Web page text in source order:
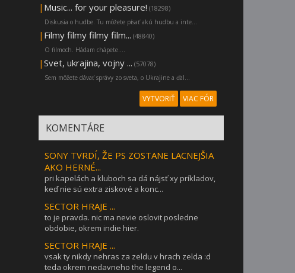
| Music... for your pleasure! (18298)
Diskusia o hudbe. Tu môžete písať akú hudbu a inte...
| Filmy filmy filmy film... (48840)
O filmoch. Hádam chápete....
| Svet, ukrajina, vojny ... (57078)
Sem môžete dávať správy zo sveta, o Ukrajine a ďal...
VYTVORIŤ VIAC FÓR
KOMENTÁRE
SONY TVRDÍ, ŽE PS ZOSTANE LACNEJŠIA
AKO HERNÉ...
pri kapelách a kluboch sa dá nájsť xy príkladov,
keď nie sú extra ziskové a konc...
SECTOR HRAJE ...
to je pravda. nic ma nevie oslovit posledne
obdobie, okrem indie hier.
SECTOR HRAJE ...
vsak ty nikdy nehras za zeldu v hrach zelda :d
teda okrem nedavneho the legend o...